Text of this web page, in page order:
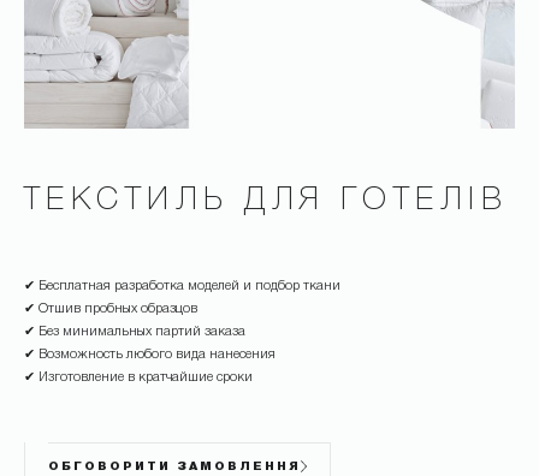
ТЕКСТИЛЬ ДЛЯ ГОТЕЛІВ
✔ Бесплатная разработка моделей и подбор ткани
✔ Отшив пробных образцов
✔ Без минимальных партий заказа
✔ Возможность любого вида нанесения
✔ Изготовление в кратчайшие сроки
ОБГОВОРИТИ ЗАМОВЛЕННЯ